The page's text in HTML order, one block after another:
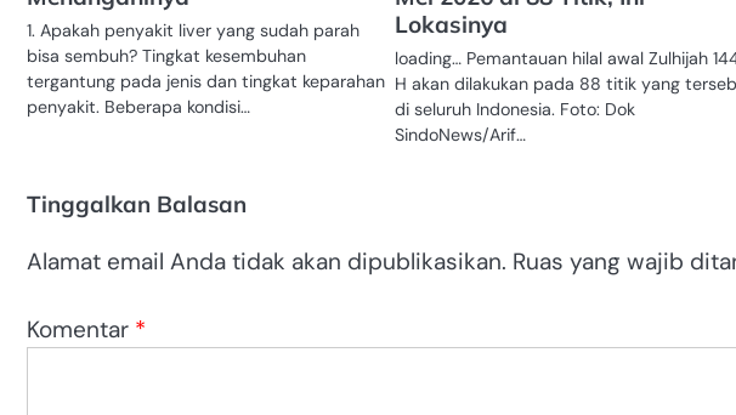
1. Apakah penyakit liver yang sudah parah
bisa sembuh? Tingkat kesembuhan
tergantung pada jenis dan tingkat keparahan
penyakit. Beberapa kondisi…
Lokasinya
loading… Pemantauan hilal awal Zulhijah
H akan dilakukan pada 88 titik yang
di seluruh Indonesia. Foto: Dok
SindoNews/Arif…
Tinggalkan Balasan
Alamat email Anda tidak akan dipublikasikan. Ruas yang wajib
Komentar *